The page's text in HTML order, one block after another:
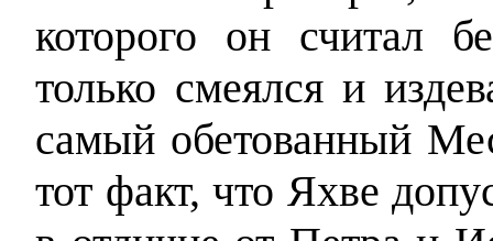
которого он считал
только смеялся и
самый обетованный
тот факт, что Яхве